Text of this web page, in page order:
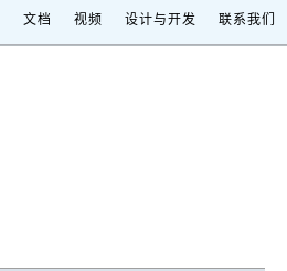
文档 视频 设计与开发 联系我们